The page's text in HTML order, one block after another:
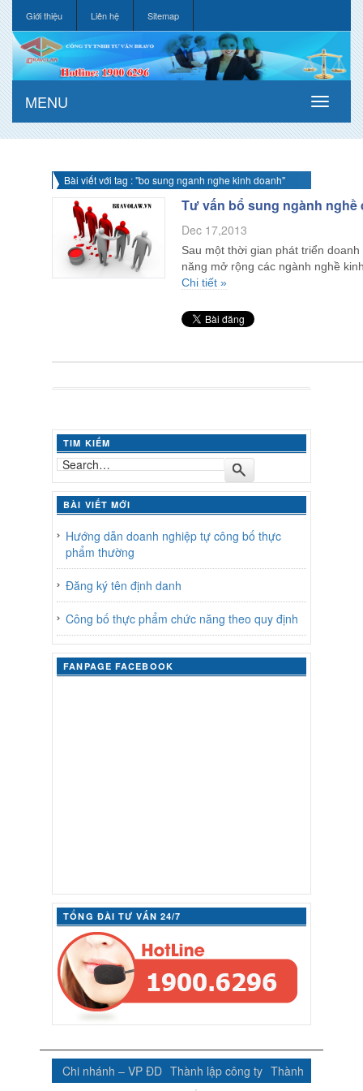
Giới thiệu Liên hệ Sitemap
MENU
Bài viết với tag : "bo sung nganh nghe kinh doanh"
Tư vấn bổ sung ngành
Dec 17,2013
Sau một thời gian phát triển
năng mở rộng các ngành nghề
Chi tiết »
TIM KIẾM
BÀI VIẾT MỚI
Hướng dẫn doanh nghiệp tự công bố thực
phẩm thường
Đăng ký tên định danh
Công bố thực phẩm chức năng theo quy định
FANPAGE FACEBOOK
TỔNG ĐÀI TƯ VẤN 24/7
Chi nhánh – VP ĐD Thành lập công ty Thành